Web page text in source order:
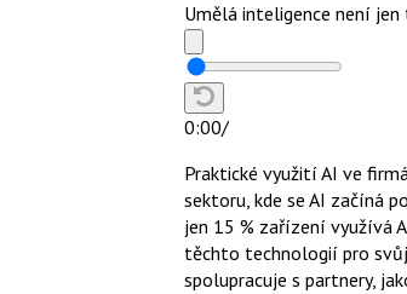
Umělá inteligence není
0:00/
Praktické využití AI ve
sektoru, kde se AI začíná
jen 15 % zařízení využívá
těchto technologií pro svůj
spolupracuje s partnery,